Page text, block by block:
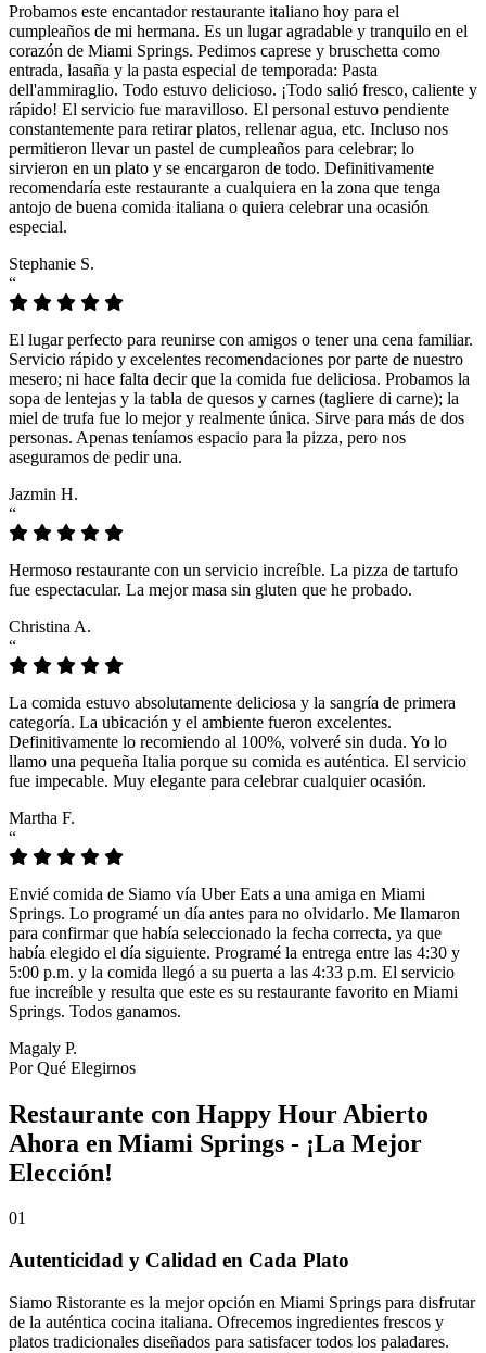
Probamos este encantador restaurante italiano hoy para el
cumpleaños de mi hermana. Es un lugar agradable y tranquilo en el
corazón de Miami Springs. Pedimos caprese y bruschetta como
entrada, lasaña y la pasta especial de temporada: Pasta
dell'ammiraglio. Todo estuvo delicioso. ¡Todo salió fresco, caliente y
rápido! El servicio fue maravilloso. El personal estuvo pendiente
constantemente para retirar platos, rellenar agua, etc. Incluso nos
permitieron llevar un pastel de cumpleaños para celebrar; lo
sirvieron en un plato y se encargaron de todo. Definitivamente
recomendaría este restaurante a cualquiera en la zona que tenga
antojo de buena comida italiana o quiera celebrar una ocasión
especial.
Stephanie S.
“
El lugar perfecto para reunirse con amigos o tener una cena familiar.
Servicio rápido y excelentes recomendaciones por parte de nuestro
mesero; ni hace falta decir que la comida fue deliciosa. Probamos la
sopa de lentejas y la tabla de quesos y carnes (tagliere di carne); la
miel de trufa fue lo mejor y realmente única. Sirve para más de dos
personas. Apenas teníamos espacio para la pizza, pero nos
aseguramos de pedir una.
Jazmin H.
“
Hermoso restaurante con un servicio increíble. La pizza de tartufo
fue espectacular. La mejor masa sin gluten que he probado.
Christina A.
“
La comida estuvo absolutamente deliciosa y la sangría de primera
categoría. La ubicación y el ambiente fueron excelentes.
Definitivamente lo recomiendo al 100%, volveré sin duda. Yo lo
llamo una pequeña Italia porque su comida es auténtica. El servicio
fue impecable. Muy elegante para celebrar cualquier ocasión.
Martha F.
“
Envié comida de Siamo vía Uber Eats a una amiga en Miami
Springs. Lo programé un día antes para no olvidarlo. Me llamaron
para confirmar que había seleccionado la fecha correcta, ya que
había elegido el día siguiente. Programé la entrega entre las 4:30 y
5:00 p.m. y la comida llegó a su puerta a las 4:33 p.m. El servicio
fue increíble y resulta que este es su restaurante favorito en Miami
Springs. Todos ganamos.
Magaly P.
Por Qué Elegirnos
Restaurante con Happy Hour Abierto
Ahora en Miami Springs - ¡La Mejor
Elección!
01
Autenticidad y Calidad en Cada Plato
Siamo Ristorante es la mejor opción en Miami Springs para disfrutar
de la auténtica cocina italiana. Ofrecemos ingredientes frescos y
platos tradicionales diseñados para satisfacer todos los paladares.